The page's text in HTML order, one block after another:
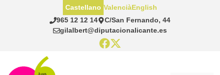
965 12 12 14
C/San Fernando, 44
gilalbert@diputacionalicante.es
Castellano ValenciàEnglish